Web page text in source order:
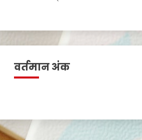
वर्तमान अंक